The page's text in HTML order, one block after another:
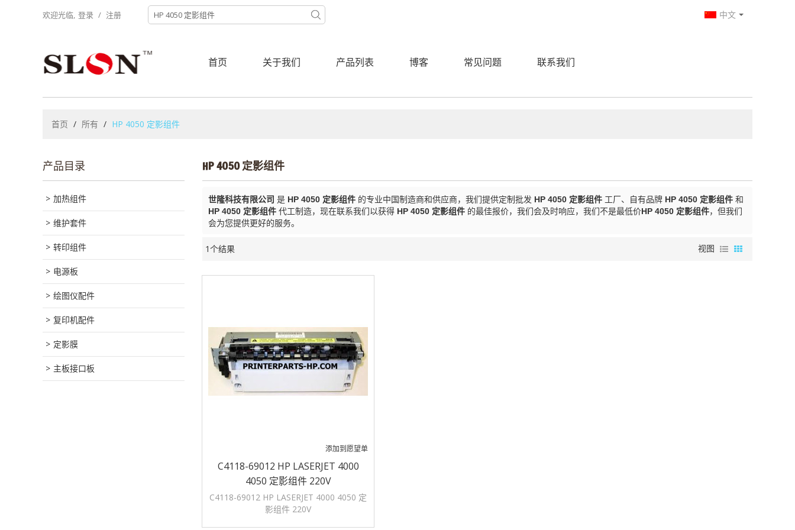
欢迎光临, 登录 / 注册 中文
首页 关于我们 产品列表 博客 常见问题 联系我们
首页 / 所有 / HP 4050 定影组件
产品目录
加热组件
维护套件
转印组件
电源板
绘图仪配件
复印机配件
定影膜
主板接口板
HP 4050 定影组件
世隆科技有限公司 是 HP 4050 定影组件 的专业中国制造商和供应商，我们提供定制批发 HP 4050 定影组件 工厂、自有品牌 HP 4050 定影组件 和
HP 4050 定影组件 代工制造，现在联系我们以获得 HP 4050 定影组件 的最佳报价，我们会及时响应，我们不是最低价HP 4050 定影组件，但我们
会为您提供更好的服务。
1个结果 视图
添加到愿望单
C4118-69012 HP LASERJET 4000
4050 定影组件 220V
C4118-69012 HP LASERJET 4000 4050 定
影组件 220V